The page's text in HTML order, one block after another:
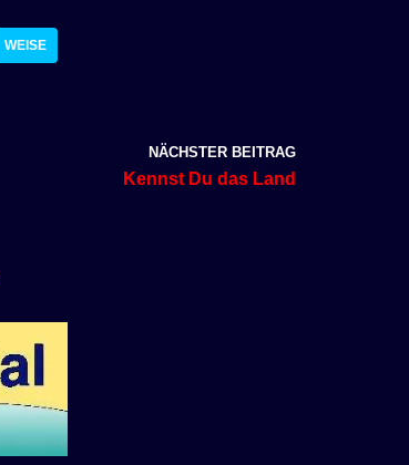
WEISE
NÄCHSTER BEITRAG
Kennst Du das Land